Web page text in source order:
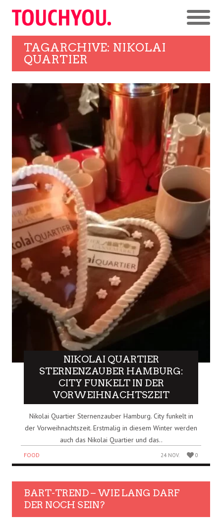
TAGARCHIVE: NIKOLAI
QUARTIER
NIKOLAI QUARTIER
STERNENZAUBER HAMBURG:
CITY FUNKELT IN DER
VORWEIHNACHTSZEIT
Nikolai Quartier Sternenzauber Hamburg. City funkelt in
der Vorweihnachtszeit. Erstmalig in diesem Winter werden
auch das Nikolai Quartier und das..
FOOD 24 NOV. 0
BART-TREND – WIE LANG DARF
DER NOCH SEIN?